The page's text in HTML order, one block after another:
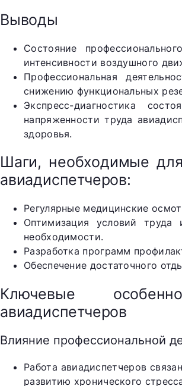
Выводы
Состояние
интенсивности воздушного
Профессиональная
снижению функциональных
Экспресс-диагностика
напряженности труда
здоровья.
Шаги, необходимые
авиадиспетчеров:
Регулярные медицинские
Оптимизация условий труда
необходимости.
Разработка программ
Обеспечение достаточного
Ключевые
авиадиспетчеров
Влияние профессиональной
Работа авиадиспетчеров
развитию хронического